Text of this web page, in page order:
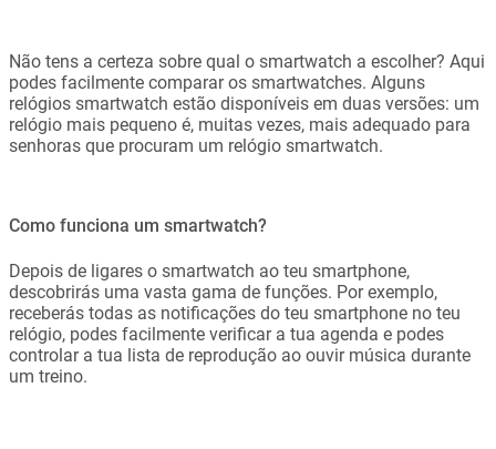
Não tens a certeza sobre qual o smartwatch a escolher? Aqui
podes facilmente comparar os smartwatches. Alguns
relógios smartwatch estão disponíveis em duas versões: um
relógio mais pequeno é, muitas vezes, mais adequado para
senhoras que procuram um relógio smartwatch.
Como funciona um smartwatch?
Depois de ligares o smartwatch ao teu smartphone,
descobrirás uma vasta gama de funções. Por exemplo,
receberás todas as notificações do teu smartphone no teu
relógio, podes facilmente verificar a tua agenda e podes
controlar a tua lista de reprodução ao ouvir música durante
um treino.